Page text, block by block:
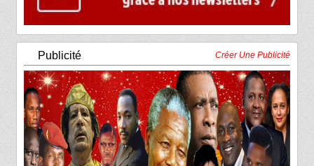
Publicité Créer Une Publicité